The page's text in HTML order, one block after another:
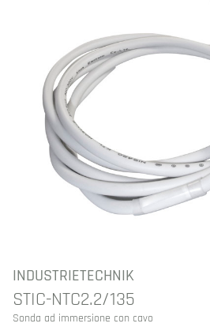
INDUSTRIETECHNIK
STIC-NTC2.2/135
Sonda ad immersione con cavo